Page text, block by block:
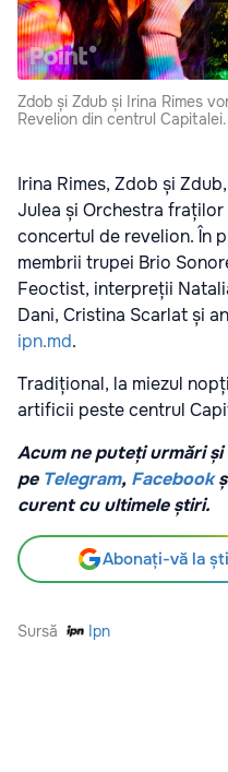
Zdob și Zdub și Irina Rimes
Revelion din centrul Capitalei.
Irina Rimes, Zdob și
Julea și Orchestra
concertul de revelion. În
membrii trupei Brio
Feoctist, interpreții
Dani, Cristina Scarlat și
ipn.md.
Tradițional, la miezul
artificii peste centrul
Acum ne puteți urmări și
pe Telegram, Facebook
curent cu ultimele știri.
Abonați-vă la
Sursă Ipn